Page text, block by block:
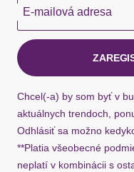
Okamžite dostupné
kuriérom Hermes
E-mailová adresa
Chcel(-a) by som byť v
aktuálnych trendoch,
Odhlásiť sa možno
**Platia všeobecné
neplatí v kombinácii s